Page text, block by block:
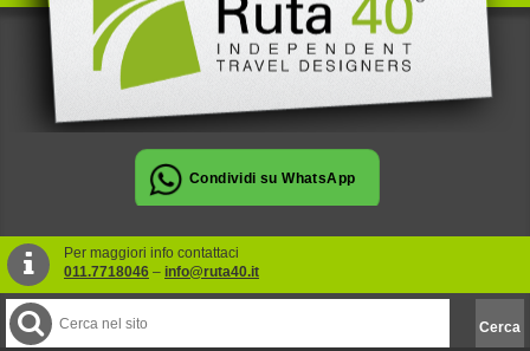
Per maggiori info contattaci
011.7718046 – info@ruta40.it